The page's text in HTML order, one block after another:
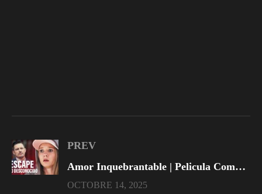
PREV
Amor Inquebrantable | Pelicula Completa en Español Latino
OCTOBRE 14, 2025